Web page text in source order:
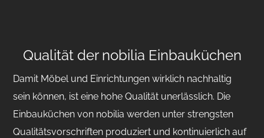
Qualität der nobilia Einbauküchen
Damit Möbel und Einrichtungen wirklich nachhaltig
sein können, ist eine hohe Qualität unerlässlich. Die
Einbauküchen von nobilia werden unter strengsten
Qualitätsvorschriften produziert und kontinuierlich auf